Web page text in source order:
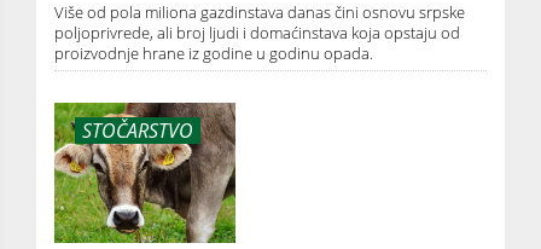
Više od pola miliona gazdinstava danas čini osnovu srpske
poljoprivrede, ali broj ljudi i domaćinstava koja opstaju od
proizvodnje hrane iz godine u godinu opada.
STOČARSTVO